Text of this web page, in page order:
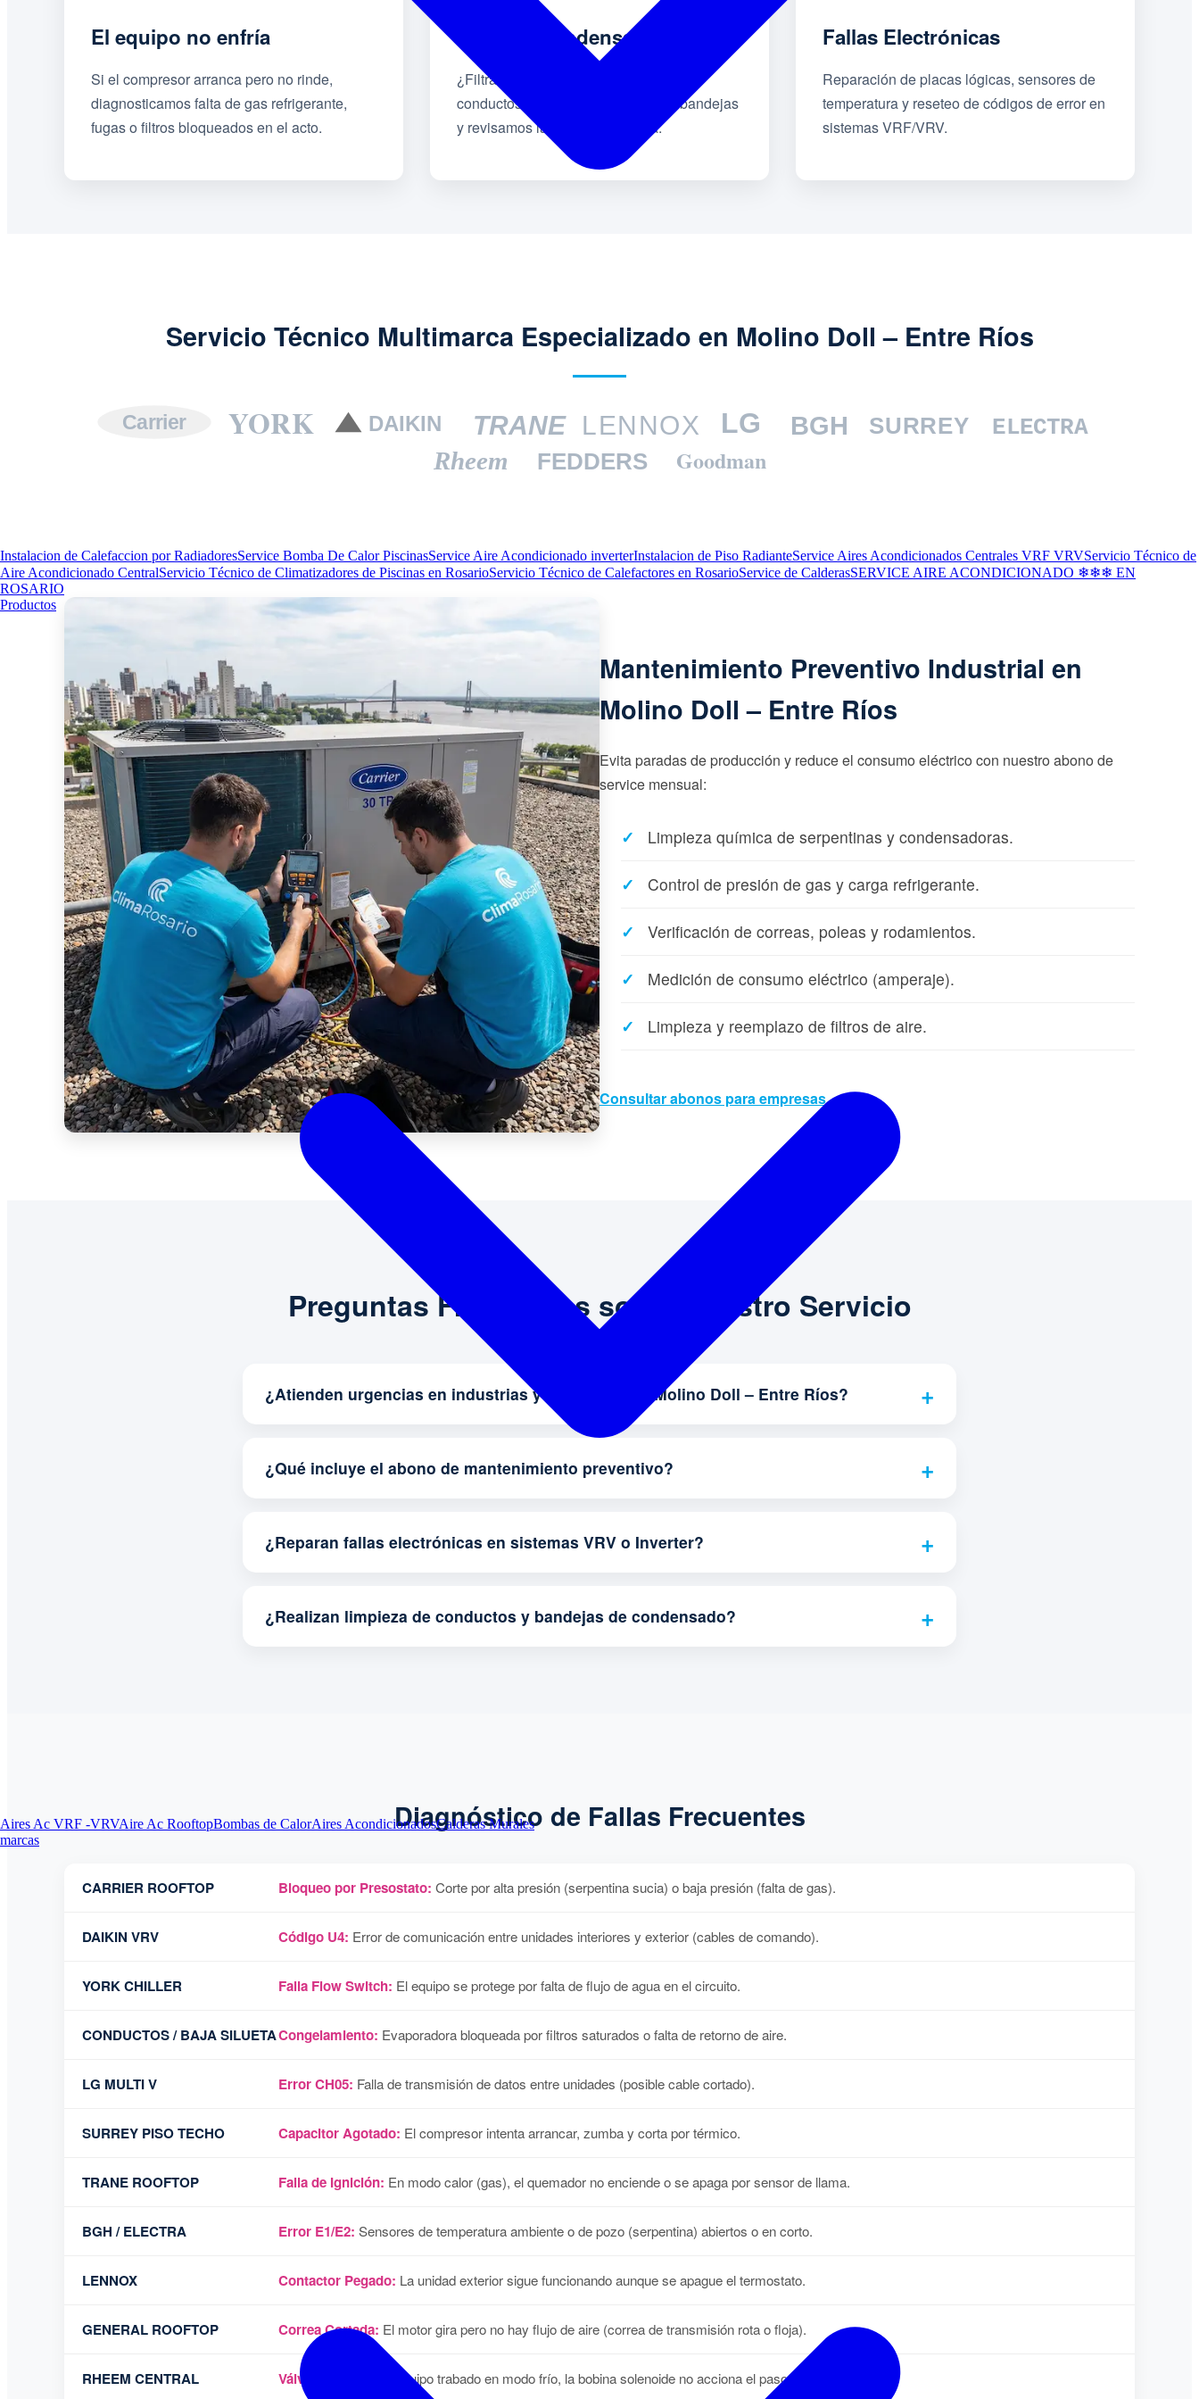
Instalacion de Calefaccion por RadiadoresService Bomba De Calor PiscinasService Aire Acondicionado inverterInstalacion de Piso RadianteService Aires Acondicionados Centrales VRF VRVServicio Técnico de
Aire Acondicionado CentralServicio Técnico de Climatizadores de Piscinas en RosarioServicio Técnico de Calefactores en RosarioService de CalderasSERVICE AIRE ACONDICIONADO ❄❄❄ EN
ROSARIO
Productos
Aires Ac VRF -VRVAire Ac RooftopBombas de CalorAires AcondicionadosCalderas Murales
marcas
El equipo no enfría
Si el compresor arranca pero no rinde,
diagnosticamos falta de gas refrigerante,
fugas o filtros bloqueados en el acto.
Goteo o Condensación
¿Filtraciones de agua en techos o
conductos? Destapamos drenajes, bandejas
y revisamos la aislación térmica.
Fallas Electrónicas
Reparación de placas lógicas, sensores de
temperatura y reseteo de códigos de error en
sistemas VRF/VRV.
Servicio Técnico Multimarca Especializado en Molino Doll – Entre Ríos
Carrier YORK DAIKIN TRANE LENNOX LG BGH SURREY ELECTRA
Rheem FEDDERS Goodman
Mantenimiento Preventivo Industrial en
Molino Doll – Entre Ríos
Evita paradas de producción y reduce el consumo eléctrico con nuestro abono de
service mensual:
Limpieza química de serpentinas y condensadoras.
Control de presión de gas y carga refrigerante.
Verificación de correas, poleas y rodamientos.
Medición de consumo eléctrico (amperaje).
Limpieza y reemplazo de filtros de aire.
Consultar abonos para empresas →
Preguntas Frecuentes sobre nuestro Servicio
¿Atienden urgencias en industrias y comercios en Molino Doll – Entre Ríos?
¿Qué incluye el abono de mantenimiento preventivo?
¿Reparan fallas electrónicas en sistemas VRV o Inverter?
¿Realizan limpieza de conductos y bandejas de condensado?
Diagnóstico de Fallas Frecuentes
CARRIER ROOFTOP Bloqueo por Presostato: Corte por alta presión (serpentina sucia) o baja presión (falta de gas).
DAIKIN VRV Código U4: Error de comunicación entre unidades interiores y exterior (cables de comando).
YORK CHILLER Falla Flow Switch: El equipo se protege por falta de flujo de agua en el circuito.
CONDUCTOS / BAJA SILUETACongelamiento: Evaporadora bloqueada por filtros saturados o falta de retorno de aire.
LG MULTI V Error CH05: Falla de transmisión de datos entre unidades (posible cable cortado).
SURREY PISO TECHO Capacitor Agotado: El compresor intenta arrancar, zumba y corta por térmico.
TRANE ROOFTOP Falla de Ignición: En modo calor (gas), el quemador no enciende o se apaga por sensor de llama.
BGH / ELECTRA Error E1/E2: Sensores de temperatura ambiente o de pozo (serpentina) abiertos o en corto.
LENNOX Contactor Pegado: La unidad exterior sigue funcionando aunque se apague el termostato.
GENERAL ROOFTOP Correa Cortada: El motor gira pero no hay flujo de aire (correa de transmisión rota o floja).
RHEEM CENTRAL Válvula Inversora: Equipo trabado en modo frío, la bobina solenoide no acciona el paso a calor.